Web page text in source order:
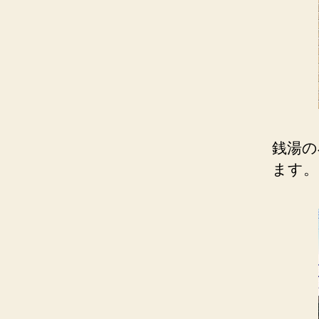
銭湯
ます。